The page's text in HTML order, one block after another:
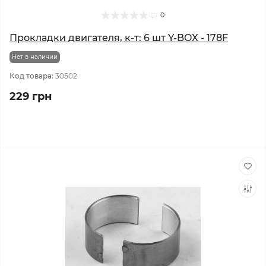
0
Прокладки двигателя, к-т: 6 шт Y-BOX - 178F
Нет в наличии
Код товара: 30502
229 грн